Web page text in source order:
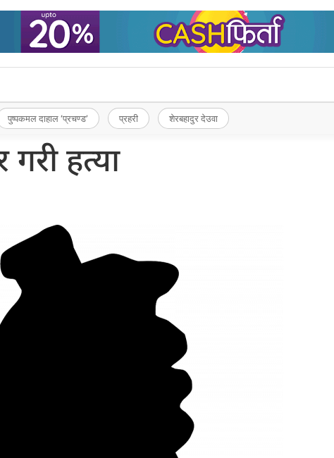
पुष्पकमल दाहाल ‘प्रचण्ड’ प्रहरी शेरबहादुर देउवा
गरी हत्या